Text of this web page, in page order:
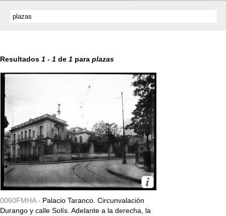
Resultados 1 - 1 de 1 para plazas
0060FMHA - Palacio Taranco. Circunvalación
Durango y calle Solís. Adelante a la derecha, la